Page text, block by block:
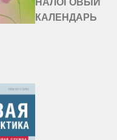
КАЛЕНДАРЬ